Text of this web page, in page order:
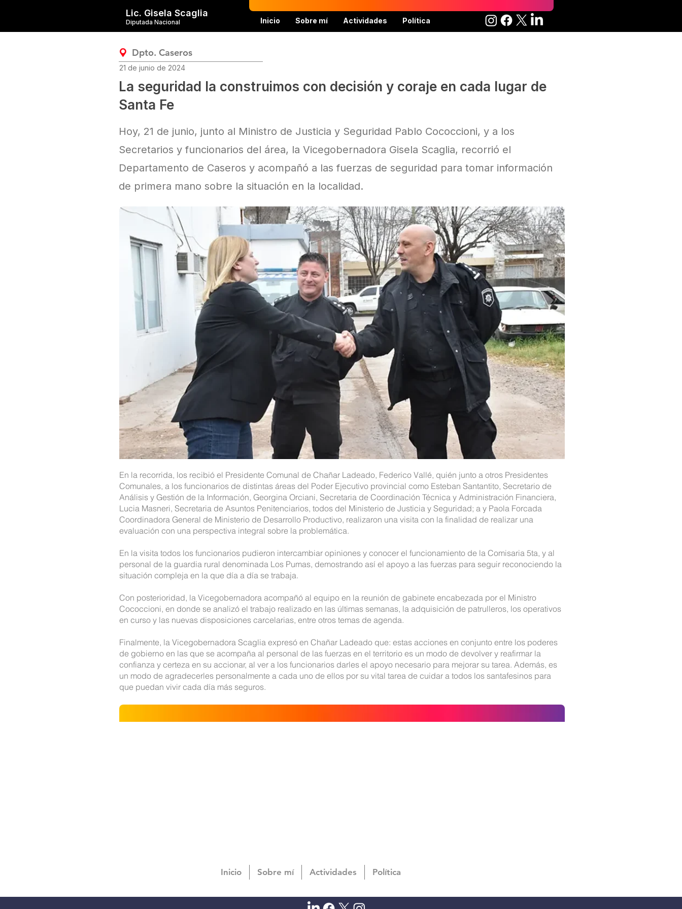
Diputada Nacional
Lic. Gisela Scaglia
Inicio Sobre mí Actividades Política
Dpto. Caseros
21 de junio de 2024
La seguridad la construimos con decisión y coraje en cada lugar de
Santa Fe
Hoy, 21 de junio, junto al Ministro de Justicia y Seguridad Pablo Cococcioni, y a los
Secretarios y funcionarios del área, la Vicegobernadora Gisela Scaglia, recorrió el
Departamento de Caseros y acompañó a las fuerzas de seguridad para tomar información
de primera mano sobre la situación en la localidad.
En la recorrida, los recibió el Presidente Comunal de Chañar Ladeado, Federico Vallé, quién junto a otros Presidentes
Comunales, a los funcionarios de distintas áreas del Poder Ejecutivo provincial como Esteban Santantito, Secretario de
Análisis y Gestión de la Información, Georgina Orciani, Secretaria de Coordinación Técnica y Administración Financiera,
Lucia Masneri, Secretaria de Asuntos Penitenciarios, todos del Ministerio de Justicia y Seguridad; a y Paola Forcada
Coordinadora General de Ministerio de Desarrollo Productivo, realizaron una visita con la finalidad de realizar una
evaluación con una perspectiva integral sobre la problemática.
En la visita todos los funcionarios pudieron intercambiar opiniones y conocer el funcionamiento de la Comisaria 5ta, y al
personal de la guardia rural denominada Los Pumas, demostrando así el apoyo a las fuerzas para seguir reconociendo la
situación compleja en la que día a día se trabaja.
Con posterioridad, la Vicegobernadora acompañó al equipo en la reunión de gabinete encabezada por el Ministro
Cococcioni, en donde se analizó el trabajo realizado en las últimas semanas, la adquisición de patrulleros, los operativos
en curso y las nuevas disposiciones carcelarias, entre otros temas de agenda.
Finalmente, la Vicegobernadora Scaglia expresó en Chañar Ladeado que: estas acciones en conjunto entre los poderes
de gobierno en las que se acompaña al personal de las fuerzas en el territorio es un modo de devolver y reafirmar la
confianza y certeza en su accionar, al ver a los funcionarios darles el apoyo necesario para mejorar su tarea. Además, es
un modo de agradecerles personalmente a cada uno de ellos por su vital tarea de cuidar a todos los santafesinos para
que puedan vivir cada día más seguros.
Inicio Sobre mí Actividades Política